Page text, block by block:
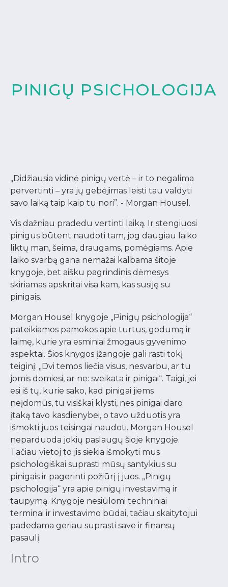
PINIGŲ PSICHOLOGIJA
„Didžiausia vidinė pinigų vertė – ir to negalima
pervertinti – yra jų gebėjimas leisti tau valdyti
savo laiką taip kaip tu nori”. - Morgan Housel.
Vis dažniau pradedu vertinti laiką. Ir stengiuosi
pinigus būtent naudoti tam, jog daugiau laiko
liktų man, šeima, draugams, pomėgiams. Apie
laiko svarbą gana nemažai kalbama šitoje
knygoje, bet aišku pagrindinis dėmesys
skiriamas apskritai visa kam, kas susiję su
pinigais.
Morgan Housel knygoje „Pinigų psichologija“
pateikiamos pamokos apie turtus, godumą ir
laimę, kurie yra esminiai žmogaus gyvenimo
aspektai. Šios knygos įžangoje gali rasti tokį
teiginį: „Dvi temos liečia visus, nesvarbu, ar tu
jomis domiesi, ar ne: sveikata ir pinigai“. Taigi, jei
esi iš tų, kurie sako, kad pinigai jiems
neįdomūs, tu visiškai klysti, nes pinigai daro
įtaką tavo kasdienybei, o tavo užduotis yra
išmokti juos teisingai naudoti. Morgan Housel
neparduoda jokių paslaugų šioje knygoje.
Tačiau vietoj to jis siekia išmokyti mus
psichologiškai suprasti mūsų santykius su
pinigais ir pagerinti požiūrį į juos. „Pinigų
psichologija“ yra apie pinigų investavimą ir
taupymą. Knygoje nesiūlomi techniniai
terminai ir investavimo būdai, tačiau skaitytojui
padedama geriau suprasti save ir finansų
pasaulį.
Intro